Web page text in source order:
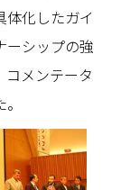
化したガイ
ーシップの強
メンテータ